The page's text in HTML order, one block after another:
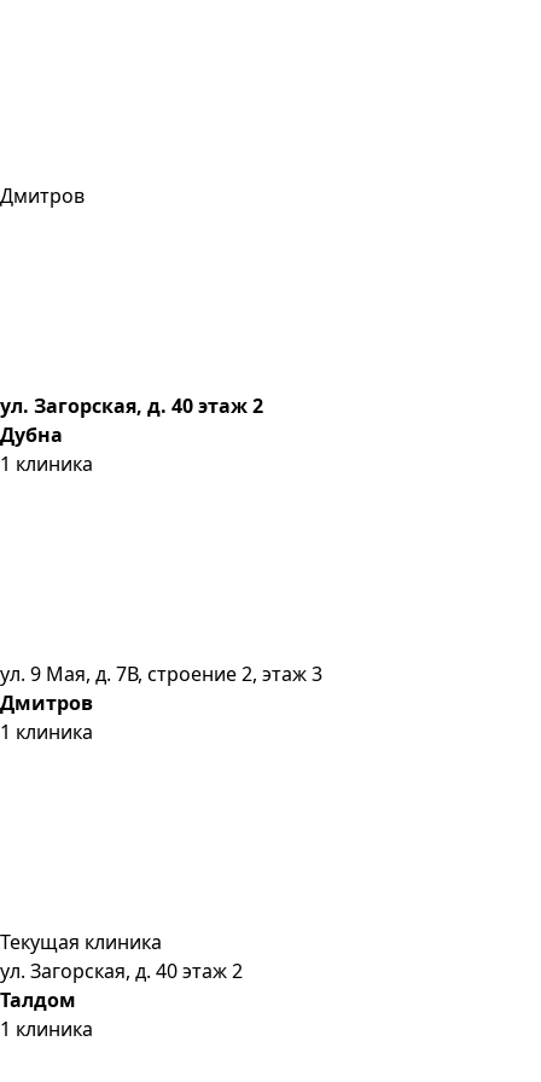
Дмитров
ул. Загорская, д. 40 этаж 2
Дубна
1 клиника
ул. 9 Мая, д. 7В, строение 2, этаж 3
Дмитров
1 клиника
Текущая клиника
ул. Загорская, д. 40 этаж 2
Талдом
1 клиника